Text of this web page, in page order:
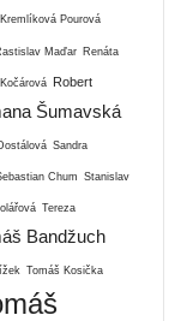
Pourová
Maďar Renáta
Robert
Šumavská
Sandra
Chum Stanislav
Tereza
Bandžuch
Tomáš Kosička